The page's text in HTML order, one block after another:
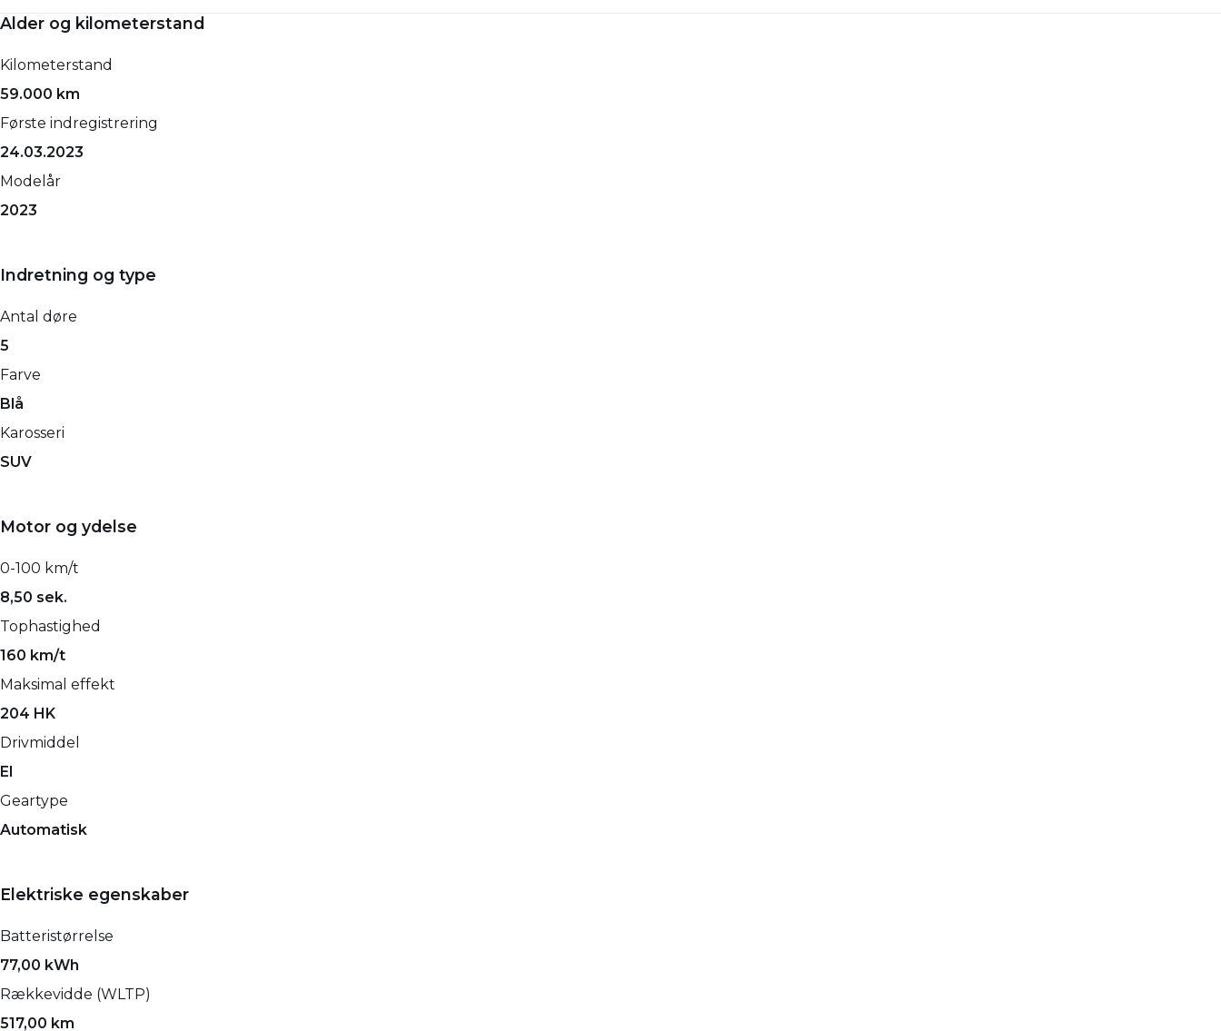
Alder og kilometerstand
Kilometerstand
59.000 km
Første indregistrering
24.03.2023
Modelår
2023
Indretning og type
Antal døre
5
Farve
Blå
Karosseri
SUV
Motor og ydelse
0-100 km/t
8,50 sek.
Tophastighed
160 km/t
Maksimal effekt
204 HK
Drivmiddel
El
Geartype
Automatisk
Elektriske egenskaber
Batteristørrelse
77,00 kWh
Rækkevidde (WLTP)
517,00 km